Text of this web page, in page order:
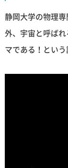
静岡大学の物理
外、宇宙と呼ば
マである！とい